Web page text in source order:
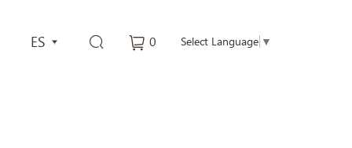
Select Language ▼
0
ES